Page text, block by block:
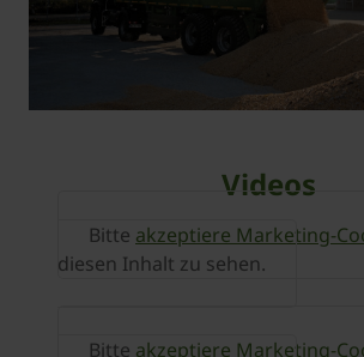
Videos
Bitte akzeptiere Marketing-
diesen Inhalt zu sehen.
Bitte akzeptiere Marketing-